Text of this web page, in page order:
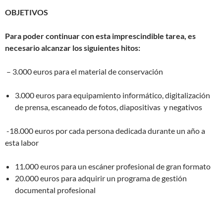
OBJETIVOS
Para poder continuar con esta imprescindible tarea, es
necesario alcanzar los siguientes hitos:
– 3.000 euros para el material de conservación
3.000 euros para equipamiento informático, digitalización
de prensa, escaneado de fotos, diapositivas y negativos
-18.000 euros por cada persona dedicada durante un año a
esta labor
11.000 euros para un escáner profesional de gran formato
20.000 euros para adquirir un programa de gestión
documental profesional